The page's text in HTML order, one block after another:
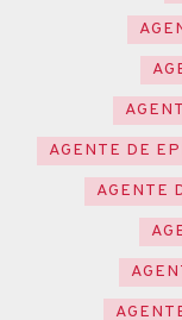
AGENTE DE
AGENTE